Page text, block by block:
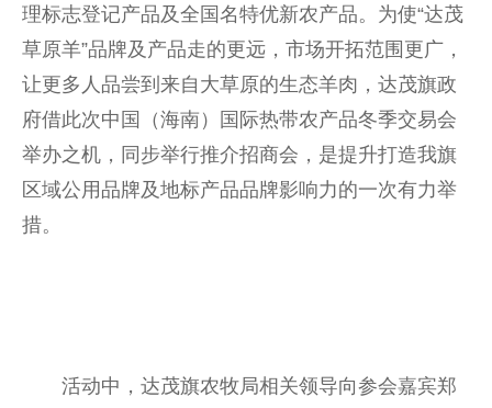
理标志登记产品及全国名特优新农产品。为使“达茂
草原羊”品牌及产品走的更远，市场开拓范围更广，
让更多人品尝到来自大草原的生态羊肉，达茂旗政
府借此次中国 （海南）国际热带农产品冬季交易会
举办之机，同步举行推介招商会，是提升打造我旗
区域公用品牌及地标产品品牌影响力的一次有力举
措。
活动中，达茂旗农牧局相关领导向参会嘉宾郑